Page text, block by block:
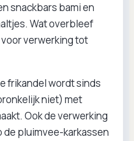
snackbars bami en
Wat overbleef
verwerking tot
frikandel wordt sinds
niet) met
Ook de verwerking
de pluimvee-karkassen